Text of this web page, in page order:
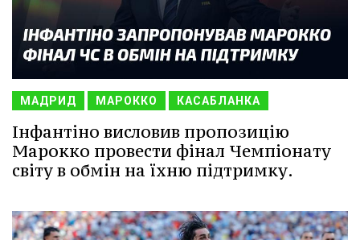
МАДРИД МАРОККО КАСАБЛАНКА
Інфантіно висловив пропозицію
Марокко провести фінал Чемпіонату
світу в обмін на їхню підтримку.